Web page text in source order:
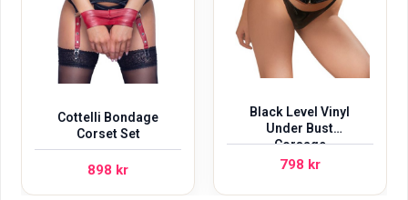
Cottelli Bondage
Corset Set
898 kr
Black Level Vinyl
Under Bust
Corsage
798 kr